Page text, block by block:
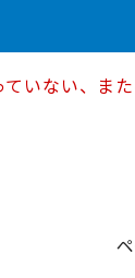
いない、ま